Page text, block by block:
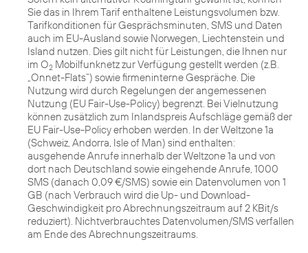
Sie das in Ihrem Tarif enthaltene Leistungsvolumen bzw.
Tarifkonditionen für Gesprächsminuten, SMS und Daten
auch im EU-Ausland sowie Norwegen, Liechtenstein und
Island nutzen. Dies gilt nicht für Leistungen, die Ihnen nur
im O2 Mobilfunknetz zur Verfügung gestellt werden (z.B.
„Onnet-Flats“) sowie firmeninterne Gespräche. Die
Nutzung wird durch Regelungen der angemessenen
Nutzung (EU Fair-Use-Policy) begrenzt. Bei Vielnutzung
können zusätzlich zum Inlandspreis Aufschläge gemäß der
EU Fair-Use-Policy erhoben werden. In der Weltzone 1a
(Schweiz, Andorra, Isle of Man) sind enthalten:
ausgehende Anrufe innerhalb der Weltzone 1a und von
dort nach Deutschland sowie eingehende Anrufe, 1000
SMS (danach 0,09 €/SMS) sowie ein Datenvolumen von 1
GB (nach Verbrauch wird die Up- und Download-
Geschwindigkeit pro Abrechnungszeitraum auf 2 KBit/s
reduziert). Nichtverbrauchtes Datenvolumen/SMS verfallen
am Ende des Abrechnungszeitraums.